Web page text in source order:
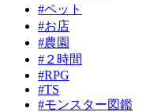
#ペット
#お店
#農園
#２時間
#RPG
#TS
#モンスター図鑑